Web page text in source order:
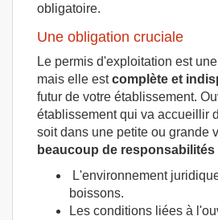
obligatoire.
Une obligation cruciale
Le permis d'exploitation est
mais elle estcomplète et
futur de votre établissement.
établissement qui va accueillir
soit dans une petite ou grande
beaucoup de responsabilités
L'environnement
boissons.
Les conditions liées à